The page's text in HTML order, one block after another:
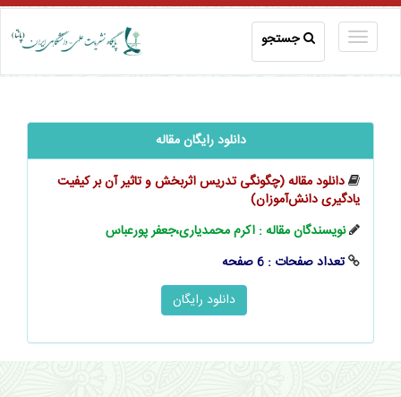
جستجو
دانلود رایگان مقاله
دانلود مقاله (چگونگی تدریس اثربخش و تاثیر آن بر کیفیت
یادگیری ‌‌دانش‌آموزان)
نویسندگان مقاله : اکرم محمدیاری،جعفر پورعباس
تعداد صفحات : 6 صفحه